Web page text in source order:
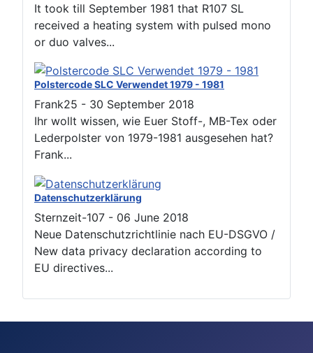
It took till September 1981 that R107 SL
received a heating system with pulsed mono
or duo valves...
Polstercode SLC Verwendet 1979 - 1981
Frank25 - 30 September 2018
Ihr wollt wissen, wie Euer Stoff-, MB-Tex oder
Lederpolster von 1979-1981 ausgesehen hat?
Frank...
Datenschutzerklärung
Sternzeit-107 - 06 June 2018
Neue Datenschutzrichtlinie nach EU-DSGVO /
New data privacy declaration according to
EU directives...